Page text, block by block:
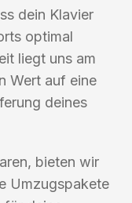
dein Klavier
optimal
liegt uns am
Wert auf eine
deines
bieten wir
Umzugspakete